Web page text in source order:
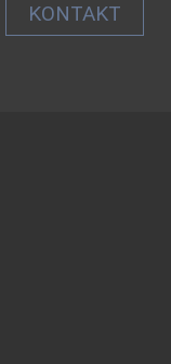
KONTAKT